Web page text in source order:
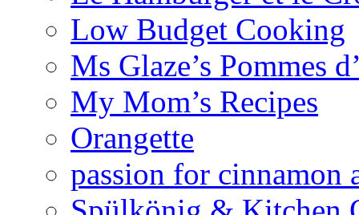
Low Budget Cooking
Ms Glaze’s Pommes
My Mom’s Recipes
Orangette
passion for cinnamon